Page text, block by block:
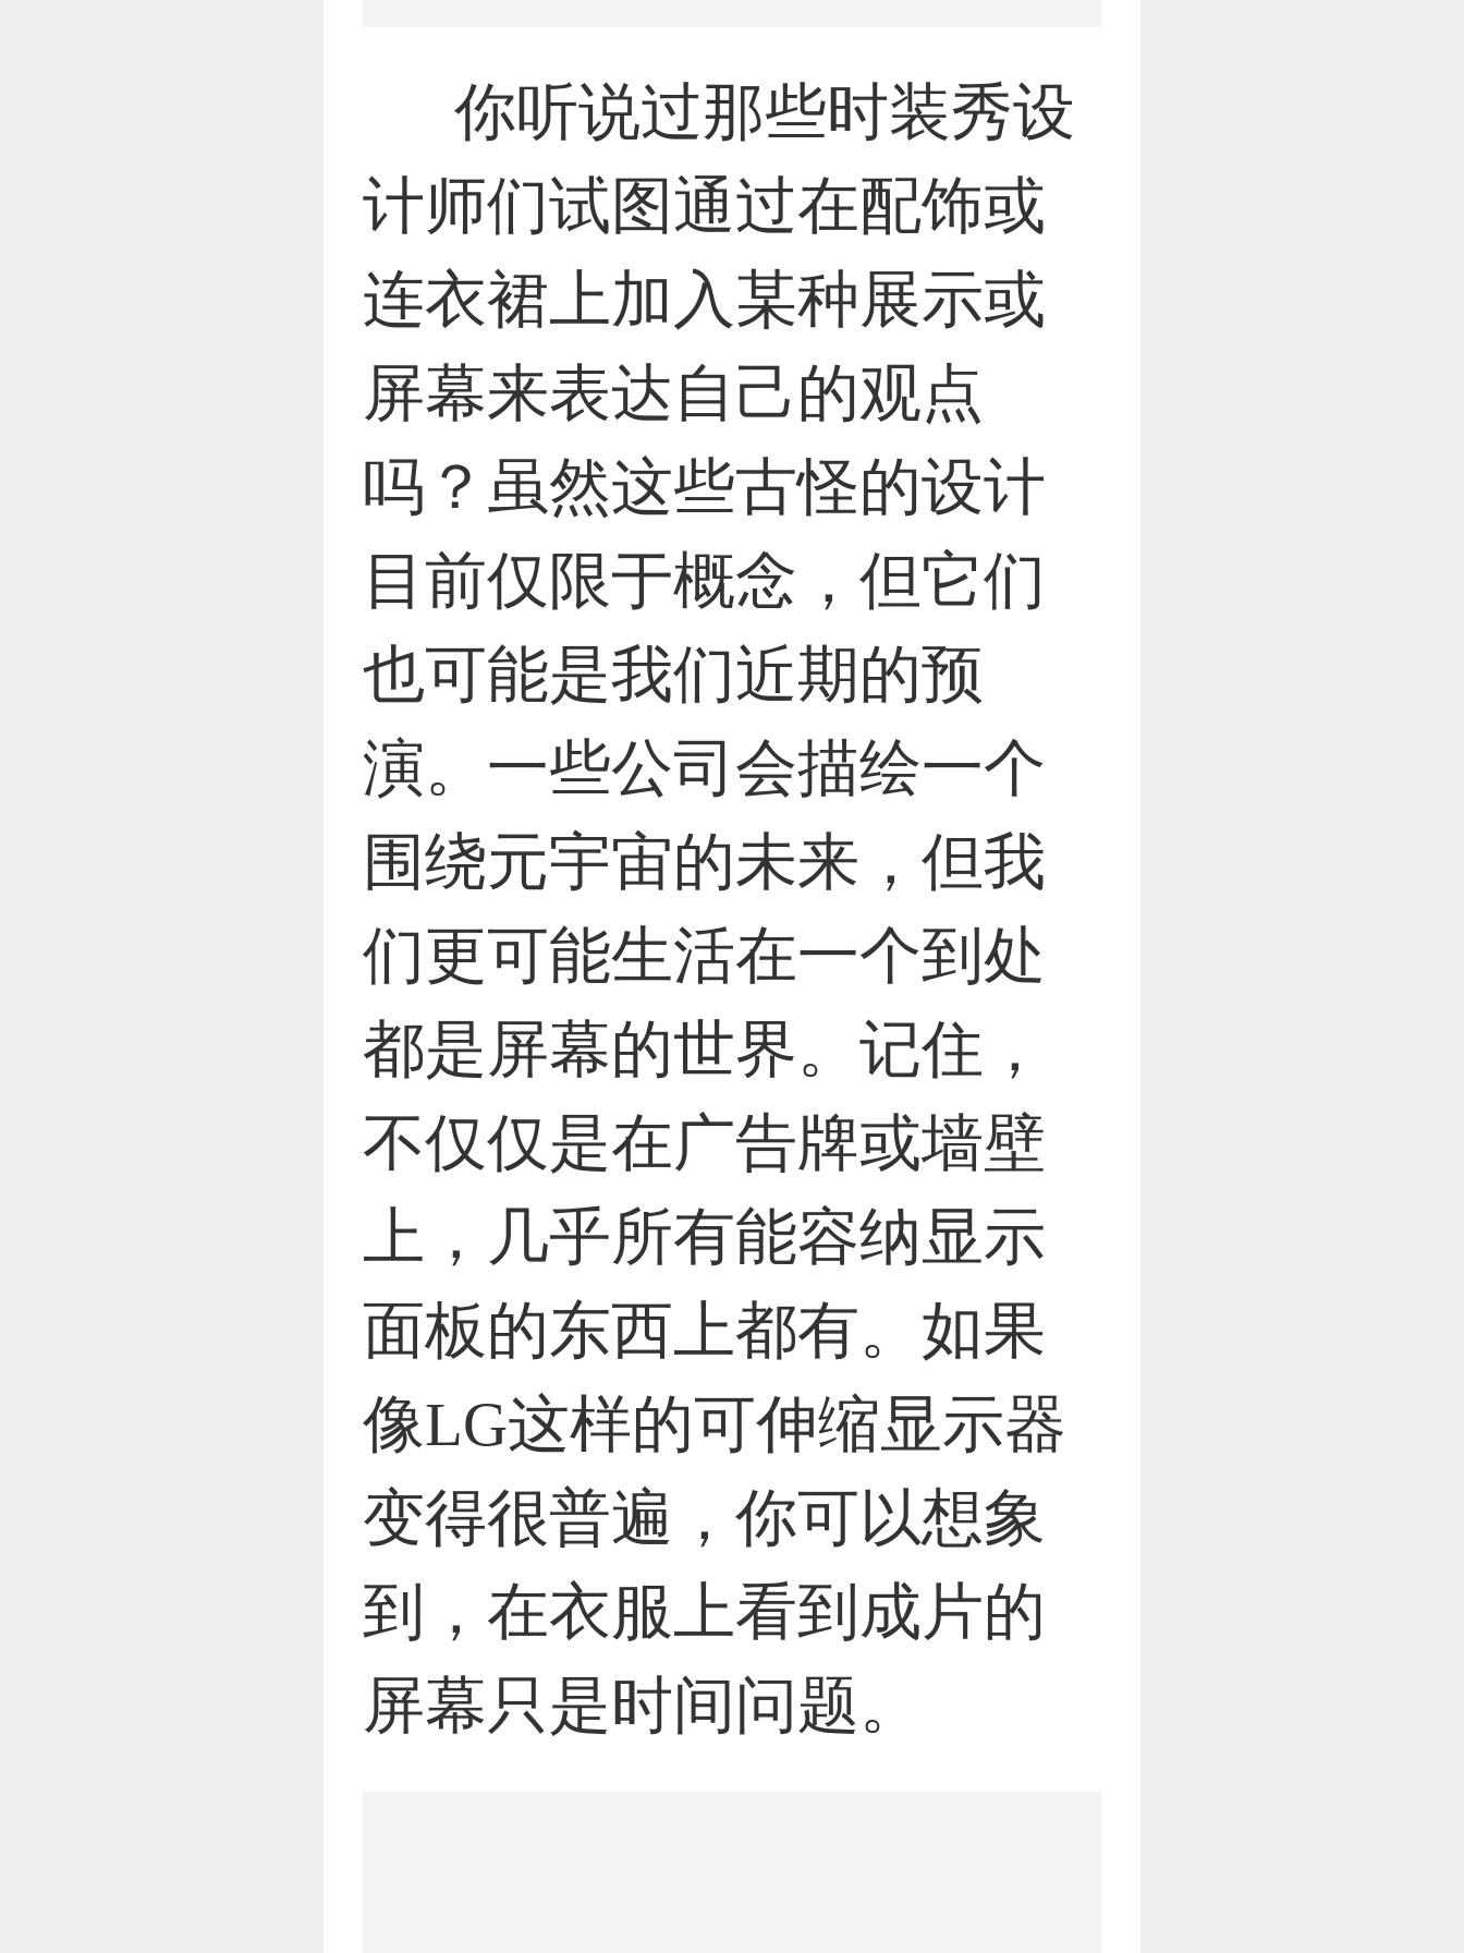
你听说过那些时装秀设
计师们试图通过在配饰或
连衣裙上加入某种展示或
屏幕来表达自己的观点
吗？虽然这些古怪的设计
目前仅限于概念，但它们
也可能是我们近期的预
演。一些公司会描绘一个
围绕元宇宙的未来，但我
们更可能生活在一个到处
都是屏幕的世界。记住，
不仅仅是在广告牌或墙壁
上，几乎所有能容纳显示
面板的东西上都有。如果
像LG这样的可伸缩显示器
变得很普遍，你可以想象
到，在衣服上看到成片的
屏幕只是时间问题。